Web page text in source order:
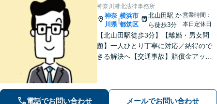
神奈川港北法律事務所
神奈
川県
|
横浜市
都筑区
北山田駅か
ら徒歩3分
営業時間：
本日定休日
【北山田駅徒歩3分】【離婚・男女問
題】一人ひとり丁寧に対応／納得ので
きる解決へ【交通事故】賠償金アップ
続きはもちろん、再発防止策や今後の
生活のフォローも行います。
電話でお問い合わせ メールでお問い合わせ